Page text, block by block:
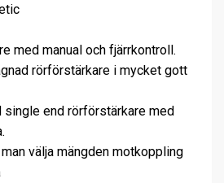
med manual och fjärrkontroll.
rörförstärkare i mycket gott
single end rörförstärkare med
välja mängden motkoppling